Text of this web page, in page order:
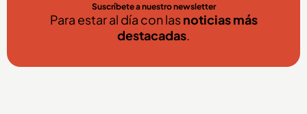
Suscríbete a nuestro newsletter
Para estar al día con lasnoticias más
destacadas.